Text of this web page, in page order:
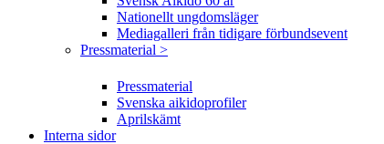
Nationellt ungdomsläger
Mediagalleri från tidigare förbundsevent
Pressmaterial >
Pressmaterial
Svenska aikidoprofiler
Aprilskämt
Interna sidor